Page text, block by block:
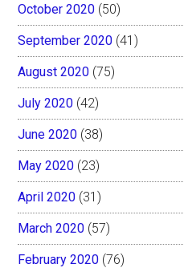
October 2020 (50)
September 2020 (41)
August 2020 (75)
July 2020 (42)
June 2020 (38)
May 2020 (23)
April 2020 (31)
March 2020 (57)
February 2020 (76)